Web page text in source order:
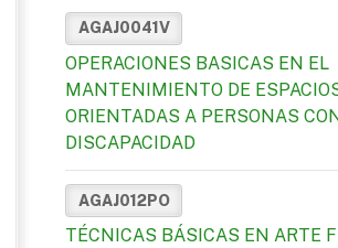
AGAJ0041V
OPERACIONES BASICAS EN EL
MANTENIMIENTO DE
ORIENTADAS A PERSONAS CON
DISCAPACIDAD
AGAJ012PO
TÉCNICAS BÁSICAS EN ARTE